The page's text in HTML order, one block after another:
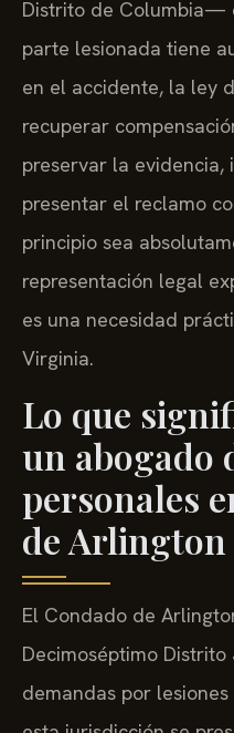
Distrito de Columbia—
parte lesionada tiene
en el accidente, la ley
recuperar
preservar la evidencia,
presentar el reclamo
principio sea
representación legal
es una necesidad
Virginia.
Lo que
un abogado
personales
de Arlington
El Condado de
Decimoséptimo
demandas por